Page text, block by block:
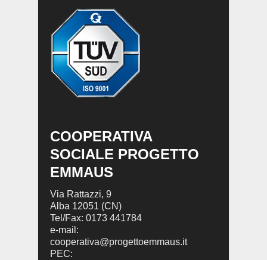
COOPERATIVA
SOCIALE PROGETTO
EMMAUS
Via Rattazzi, 9
Alba 12051 (CN)
Tel/Fax: 0173 441784
e-mail:
cooperativa@progettoemmaus.it
PEC: